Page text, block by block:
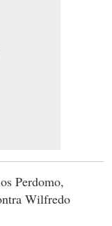
Perdomo,
Wilfredo